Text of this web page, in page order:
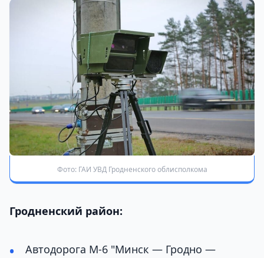
Фото: ГАИ УВД Гродненского облисполкома
Гродненский район:
Автодорога М-6 "Минск — Гродно —